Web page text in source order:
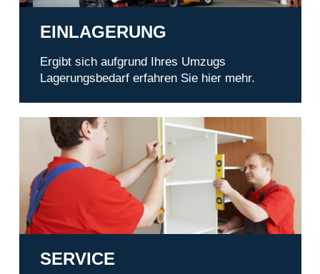
EINLAGERUNG
Ergibt sich aufgrund Ihres Umzugs
Lagerungsbedarf erfahren Sie hier mehr.
Service
SERVICE